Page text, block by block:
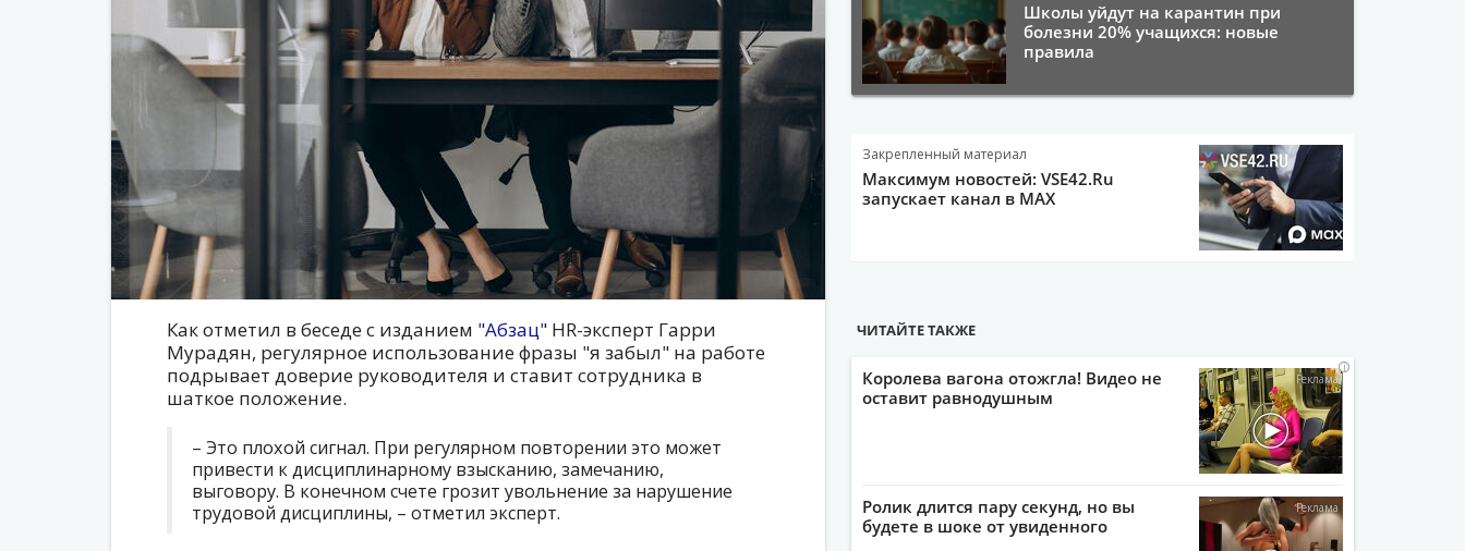
Как отметил в беседе с изданием "Абзац"HR-эксперт Гарри
Мурадян, регулярное использование фразы "я забыл" на работе
подрывает доверие руководителя и ставит сотрудника в
шаткое положение.
– Это плохой сигнал. При регулярном повторении это может
привести к дисциплинарному взысканию, замечанию,
выговору. В конечном счете грозит увольнение за нарушение
трудовой дисциплины, – отметил эксперт.
Школы уйдут на карантин при
болезни 20% учащихся: новые
правила
Закрепленный материал
Максимум новостей: VSE42.Ru
запускает канал в MAX
ЧИТАЙТЕ ТАКЖЕ
i
Королева вагона отожгла! Видео не
оставит равнодушным
i
Ролик длится пару секунд, но вы
будете в шоке от увиденного
ii